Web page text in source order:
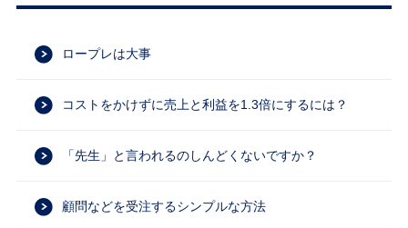
ロープレは大事
コストをかけずに売上と利益を1.3倍にするには？
「先生」と言われるのしんどくないですか？
顧問などを受注するシンプルな方法